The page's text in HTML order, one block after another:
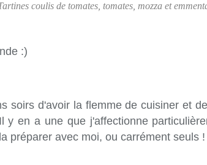
coulis de tomates, tomates, mozza et
:)
soirs d'avoir la flemme de cuisiner et
y en a une que j'affectionne
préparer avec moi, ou carrément seuls !